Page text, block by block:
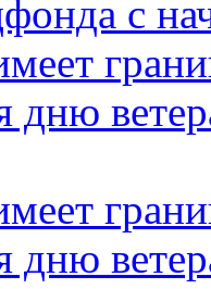
с
дню
дню